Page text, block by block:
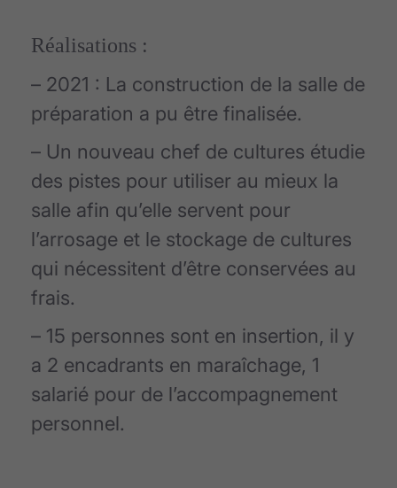
Réalisations :
– 2021 : La construction de la salle de
préparation a pu être finalisée.
– Un nouveau chef de cultures étudie
des pistes pour utiliser au mieux la
salle afin qu’elle servent pour
l’arrosage et le stockage de cultures
qui nécessitent d’être conservées au
frais.
– 15 personnes sont en insertion, il y
a 2 encadrants en maraîchage, 1
salarié pour de l’accompagnement
personnel.